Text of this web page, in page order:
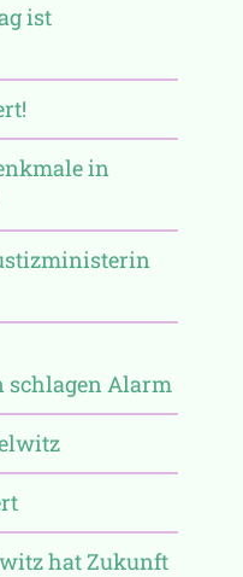
ist
in
schlagen Alarm
hat Zukunft